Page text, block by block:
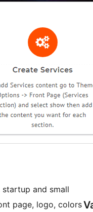
startup and small
page, logo, colors